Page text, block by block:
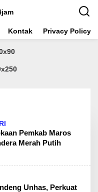
Kontak Privacy Policy
Pemkab Maros
Merah Putih
Unhas, Perkuat